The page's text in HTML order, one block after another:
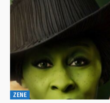
ZENE